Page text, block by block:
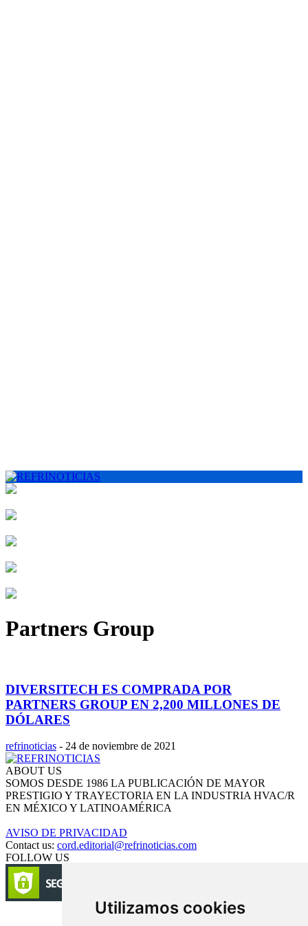
Utilizamos cookies
Partners Group
DIVERSITECH ES COMPRADA POR
PARTNERS GROUP EN 2,200 MILLONES DE
DÓLARES
refrinoticias - 24 de noviembre de 2021
ABOUT US
SOMOS DESDE 1986 LA PUBLICACIÓN DE MAYOR
PRESTIGIO Y TRAYECTORIA EN LA INDUSTRIA HVAC/R
EN MÉXICO Y LATINOAMÉRICA
AVISO DE PRIVACIDAD
Contact us: cord.editorial@refrinoticias.com
FOLLOW US